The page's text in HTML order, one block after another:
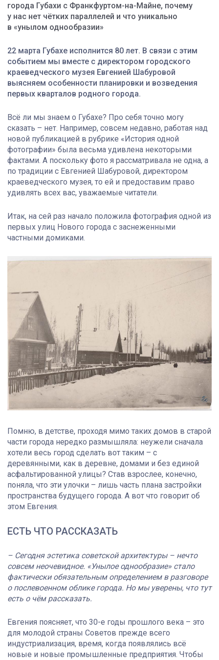
города Губахи с Франкфуртом-на-Майне, почему
у нас нет чётких параллелей и что уникально
в «унылом однообразии»
22 марта Губахе исполнится 80 лет. В связи с этим
событием мы вместе с директором городского
краеведческого музея Евгенией Шабуровой
выясняем особенности планировки и возведения
первых кварталов родного города.
Всё ли мы знаем о Губахе? Про себя точно могу
сказать – нет. Например, совсем недавно, работая над
новой публикацией в рубрике «История одной
фотографии» была весьма удивлена некоторыми
фактами. А поскольку фото я рассматривала не одна, а
по традиции с Евгенией Шабуровой, директором
краеведческого музея, то ей и предоставим право
удивлять всех вас, уважаемые читатели.
Итак, на сей раз начало положила фотография одной из
первых улиц Нового города с заснеженными
частными домиками.
Помню, в детстве, проходя мимо таких домов в старой
части города нередко размышляла: неужели сначала
хотели весь город сделать вот таким – с
деревянными, как в деревне, домами и без единой
асфальтированной улицы? Став взрослее, конечно,
поняла, что эти улочки – лишь часть плана застройки
пространства будущего города. А вот что говорит об
этом Евгения.
ЕСТЬ ЧТО РАССКАЗАТЬ
– Сегодня эстетика советской архитектуры – нечто
совсем неочевидное. «Унылое однообразие» стало
фактически обязательным определением в разговоре
о послевоенном облике города. Но мы уверены, что тут
есть о чём рассказать.
Евгения поясняет, что 30-е годы прошлого века – это
для молодой страны Советов прежде всего
индустриализация, время, когда появлялись всё
новые и новые промышленные предприятия. Чтобы